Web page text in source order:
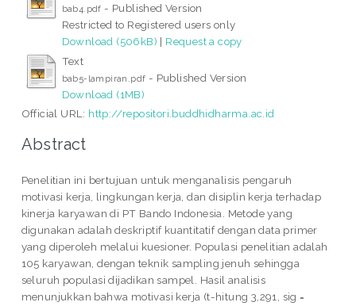
bab4.pdf - Published Version
Restricted to Registered users only
Download (506kB) | Request a copy
Text
bab5-lampiran.pdf - Published Version
Download (1MB)
Official URL: http://repositori.buddhidharma.ac.id
Abstract
Penelitian ini bertujuan untuk menganalisis pengaruh
motivasi kerja, lingkungan kerja, dan disiplin kerja terhadap
kinerja karyawan di PT Bando Indonesia. Metode yang
digunakan adalah deskriptif kuantitatif dengan data primer
yang diperoleh melalui kuesioner. Populasi penelitian adalah
105 karyawan, dengan teknik sampling jenuh sehingga
seluruh populasi dijadikan sampel. Hasil analisis
menunjukkan bahwa motivasi kerja (t-hitung 3,291, sig =